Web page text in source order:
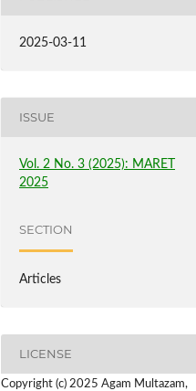
2025-03-11
ISSUE
Vol. 2 No. 3 (2025): MARET
2025
SECTION
Articles
LICENSE
Copyright (c) 2025 Agam Multazam,